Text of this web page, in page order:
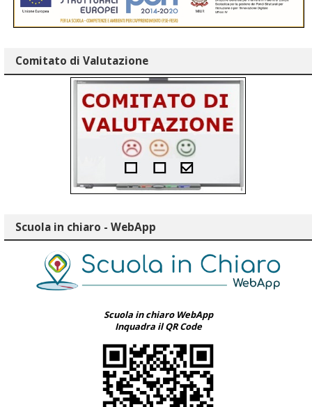
Comitato di Valutazione
Scuola in chiaro - WebApp
Scuola in chiaro WebApp
Inquadra il QR Code